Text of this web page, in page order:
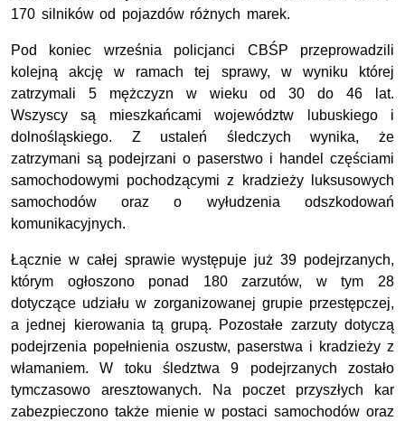
170 silników od pojazdów różnych marek.
Pod koniec września policjanci CBŚP przeprowadzili
kolejną akcję w ramach tej sprawy, w wyniku której
zatrzymali 5 mężczyzn w wieku od 30 do 46 lat.
Wszyscy są mieszkańcami województw lubuskiego i
dolnośląskiego. Z ustaleń śledczych wynika, że
zatrzymani są podejrzani o paserstwo i handel częściami
samochodowymi pochodzącymi z kradzieży luksusowych
samochodów oraz o wyłudzenia odszkodowań
komunikacyjnych.
Łącznie w całej sprawie występuje już 39 podejrzanych,
którym ogłoszono ponad 180 zarzutów, w tym 28
dotyczące udziału w zorganizowanej grupie przestępczej,
a jednej kierowania tą grupą. Pozostałe zarzuty dotyczą
podejrzenia popełnienia oszustw, paserstwa i kradzieży z
włamaniem. W toku śledztwa 9 podejrzanych zostało
tymczasowo aresztowanych. Na poczet przyszłych kar
zabezpieczono także mienie w postaci samochodów oraz